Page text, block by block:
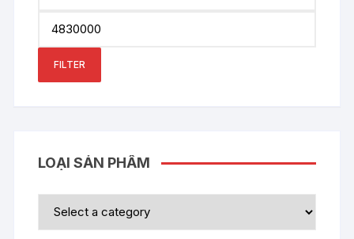
FILTER
LOẠI SẢN PHẨM